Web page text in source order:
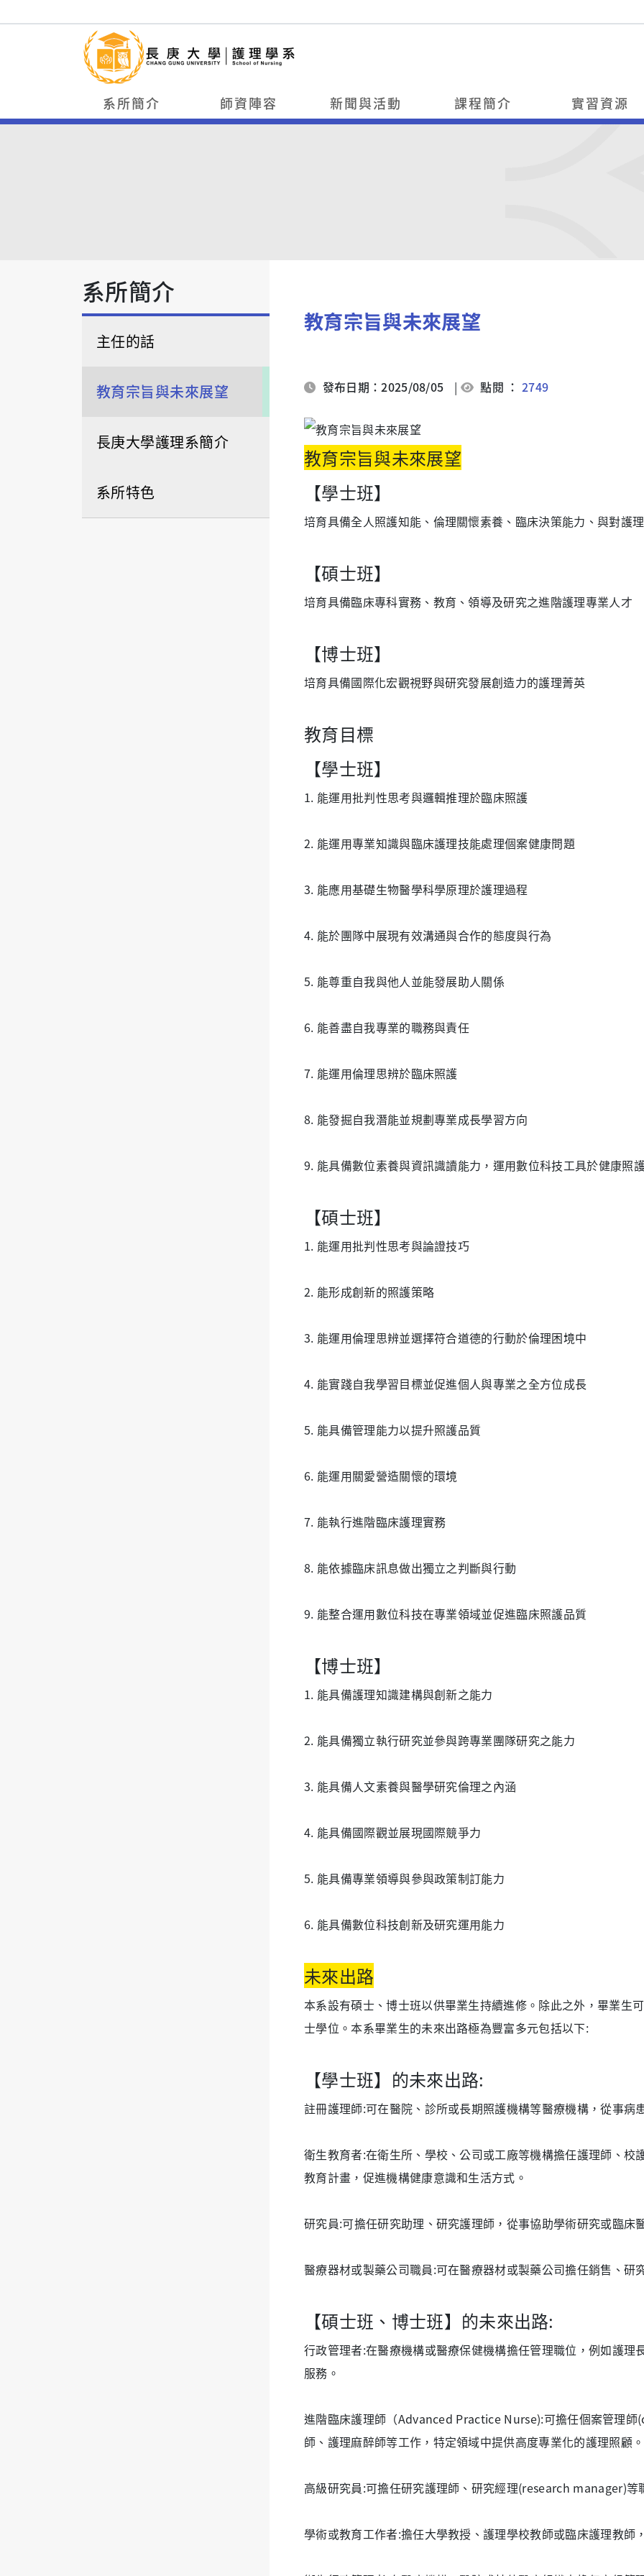
系所簡介 師資陣容 新聞與活動 課程簡介 實習資源
系所簡介
主任的話
教育宗旨與未來展望
長庚大學護理系簡介
系所特色
教育宗旨與未來展望
發布日期：2025/08/05 | 點閱 ：2749
教育宗旨與未來展望
【學士班】
培育具備全人照護知能、倫理關懷素養、臨床決策能力、與對護
【碩士班】
培育具備臨床專科實務、教育、領導及研究之進階護理專業人才
【博士班】
培育具備國際化宏觀視野與研究發展創造力的護理菁英
教育目標
【學士班】
1. 能運用批判性思考與邏輯推理於臨床照護
2. 能運用專業知識與臨床護理技能處理個案健康問題
3. 能應用基礎生物醫學科學原理於護理過程
4. 能於團隊中展現有效溝通與合作的態度與行為
5. 能尊重自我與他人並能發展助人關係
6. 能善盡自我專業的職務與責任
7. 能運用倫理思辨於臨床照護
8. 能發掘自我潛能並規劃專業成長學習方向
9. 能具備數位素養與資訊識讀能力，運用數位科技工具於健康照
【碩士班】
1. 能運用批判性思考與論證技巧
2. 能形成創新的照護策略
3. 能運用倫理思辨並選擇符合道德的行動於倫理困境中
4. 能實踐自我學習目標並促進個人與專業之全方位成長
5. 能具備管理能力以提升照護品質
6. 能運用關愛營造關懷的環境
7. 能執行進階臨床護理實務
8. 能依據臨床訊息做出獨立之判斷與行動
9. 能整合運用數位科技在專業領域並促進臨床照護品質
【博士班】
1. 能具備護理知識建構與創新之能力
2. 能具備獨立執行研究並參與跨專業團隊研究之能力
3. 能具備人文素養與醫學研究倫理之內涵
4. 能具備國際觀並展現國際競爭力
5. 能具備專業領導與參與政策制訂能力
6. 能具備數位科技創新及研究運用能力
未來出路
本系設有碩士、博士班以供畢業生持續進修。除此之外，畢業生
士學位。本系畢業生的未來出路極為豐富多元包括以下:
【學士班】的未來出路:
註冊護理師:可在醫院、診所或長期照護機構等醫療機構，從事病
衛生教育者:在衛生所、學校、公司或工廠等機構擔任護理師、校
教育計畫，促進機構健康意識和生活方式。
研究員:可擔任研究助理、研究護理師，從事協助學術研究或臨床
醫療器材或製藥公司職員:可在醫療器材或製藥公司擔任銷售、研
【碩士班、博士班】的未來出路:
行政管理者:在醫療機構或醫療保健機構擔任管理職位，例如護理
服務。
進階臨床護理師（Advanced Practice Nurse):可擔任個案管理
師、護理麻醉師等工作，特定領域中提供高度專業化的護理照顧。
高級研究員:可擔任研究護理師、研究經理(research manager)等
學術或教育工作者:擔任大學教授、護理學校教師或臨床護理教師